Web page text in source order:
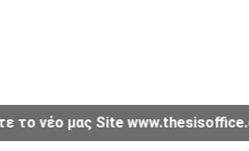
www.thesisoffice.gr